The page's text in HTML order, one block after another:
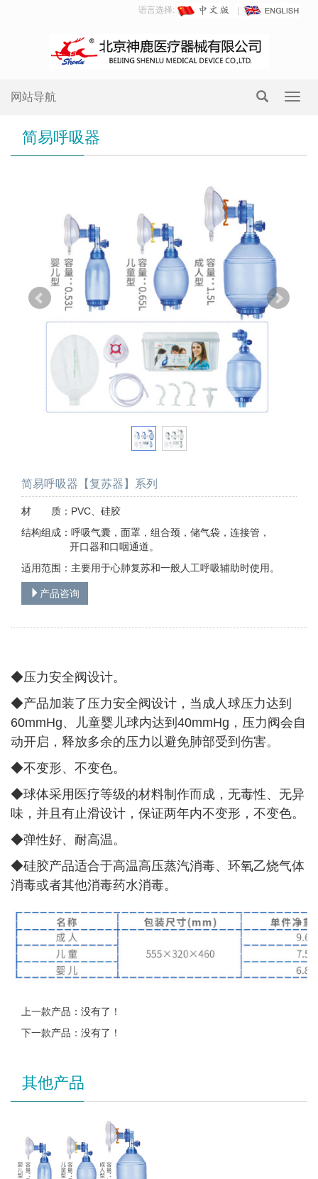
语言选择:
网站导航
简易呼吸器
简易呼吸器【复苏器】系列
材 质：PVC、硅胶
结构组成：呼吸气囊，面罩，组合颈，储气袋，连接管，
开口器和口咽通道。
适用范围：主要用于心肺复苏和一般人工呼吸辅助时使用。
产品咨询
◆压力安全阀设计。
◆产品加装了压力安全阀设计，当成人球压力达到
60mmHg、儿童婴儿球内达到40mmHg，压力阀会自
动开启，释放多余的压力以避免肺部受到伤害。
◆不变形、不变色。
◆球体采用医疗等级的材料制作而成，无毒性、无异
味，并且有止滑设计，保证两年内不变形，不变色。
◆弹性好、耐高温。
◆硅胶产品适合于高温高压蒸汽消毒、环氧乙烧气体
消毒或者其他消毒药水消毒。
上一款产品：没有了！
下一款产品：没有了！
其他产品